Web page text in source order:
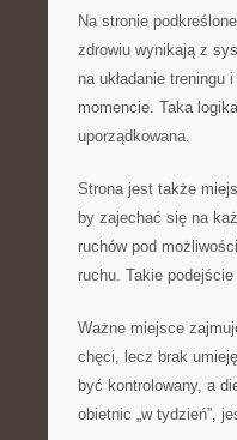
Na stronie
zdrowiu wynikają z
na układanie
momencie. Taka
uporządkowana.
Strona jest także
by zajechać się na
ruchów pod
ruchu. Takie
Ważne miejsce
chęci, lecz brak
być kontrolowany, a
obietnic „w tydzień”,